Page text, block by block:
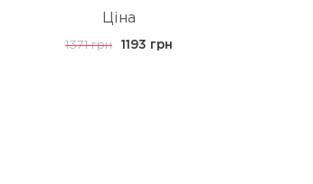
Ціна
1371 грн 1193 грн